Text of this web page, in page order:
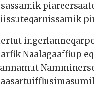
Naalagaaffiup